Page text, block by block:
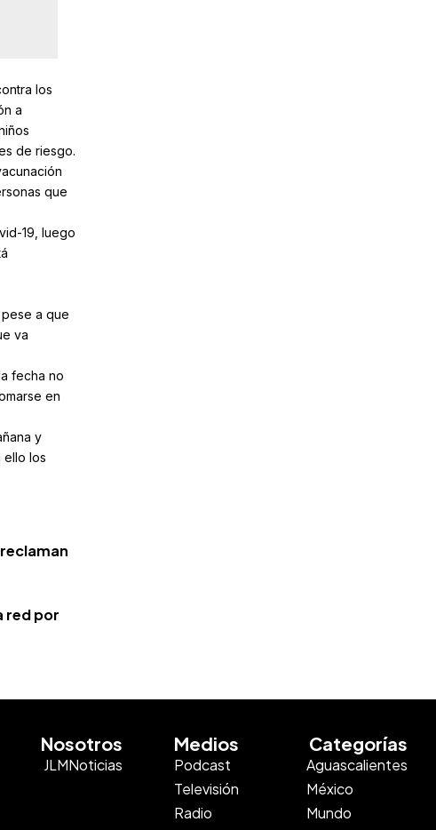
los
a
de riesgo.
que
19, luego
a que
va
fecha no
en
y
ello los
red por
Nosotros
JLMNoticias
Medios
Podcast
Televisión
Radio
Categorías
Aguascalientes
México
Mundo